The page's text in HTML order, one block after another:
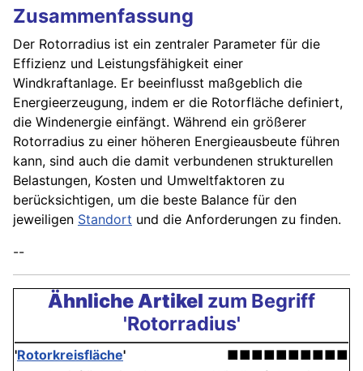
Zusammenfassung
Der Rotorradius ist ein zentraler Parameter für die
Effizienz und Leistungsfähigkeit einer
Windkraftanlage. Er beeinflusst maßgeblich die
Energieerzeugung, indem er die Rotorfläche definiert,
die Windenergie einfängt. Während ein größerer
Rotorradius zu einer höheren Energieausbeute führen
kann, sind auch die damit verbundenen strukturellen
Belastungen, Kosten und Umweltfaktoren zu
berücksichtigen, um die beste Balance für den
jeweiligen Standort und die Anforderungen zu finden.
--
Ähnliche Artikel zum Begriff
'Rotorradius'
'Rotorkreisfläche'
■■■■■■■■■■